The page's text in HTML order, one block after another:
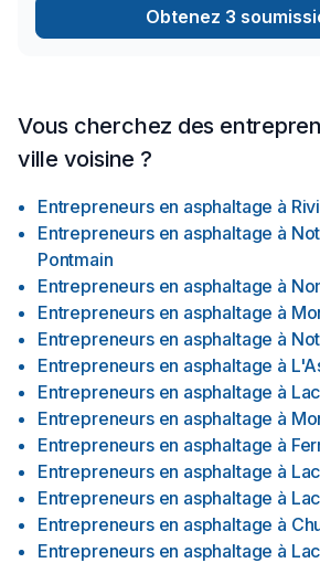
Obtenez 3
Vous cherchez des
ville voisine ?
Entrepreneurs en asphaltage à
Entrepreneurs en asphaltage à
Pontmain
Entrepreneurs en asphaltage à
Entrepreneurs en asphaltage à
Entrepreneurs en asphaltage à
Entrepreneurs en asphaltage à
Entrepreneurs en asphaltage à
Entrepreneurs en asphaltage à
Entrepreneurs en asphaltage à
Entrepreneurs en asphaltage à
Entrepreneurs en asphaltage à
Entrepreneurs en asphaltage à
Entrepreneurs en asphaltage à